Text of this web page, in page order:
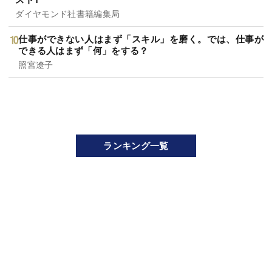
ダイヤモンド社書籍編集局
仕事ができない人はまず「スキル」を磨く。では、仕事が
できる人はまず「何」をする？
照宮遼子
ランキング一覧